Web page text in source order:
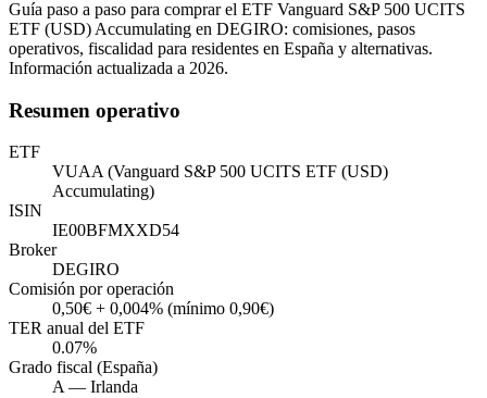
Guía paso a paso para comprar el ETF Vanguard S&P 500 UCITS
ETF (USD) Accumulating en DEGIRO: comisiones, pasos
operativos, fiscalidad para residentes en España y alternativas.
Información actualizada a 2026.
Resumen operativo
ETF
VUAA (Vanguard S&P 500 UCITS ETF (USD)
Accumulating)
ISIN
IE00BFMXXD54
Broker
DEGIRO
Comisión por operación
0,50€ + 0,004% (mínimo 0,90€)
TER anual del ETF
0.07%
Grado fiscal (España)
A — Irlanda